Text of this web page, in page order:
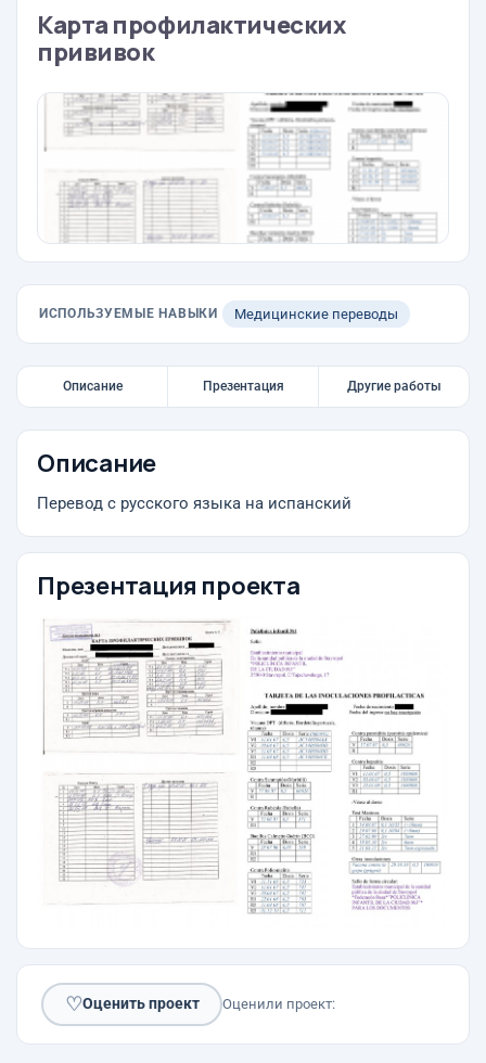
Карта профилактических
прививок
ИСПОЛЬЗУЕМЫЕ НАВЫКИ Медицинские переводы
Описание Презентация Другие работы
Описание
Перевод с русского языка на испанский
Презентация проекта
♡Оценить проект Оценили проект: